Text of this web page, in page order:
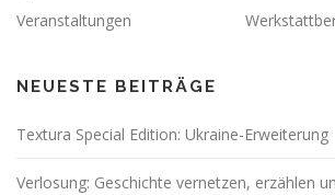
Veranstaltungen
NEUESTE BEITRÄGE
Textura Special Edition: Ukraine-Erweiterung
Verlosung: Geschichte vernetzen, erzählen